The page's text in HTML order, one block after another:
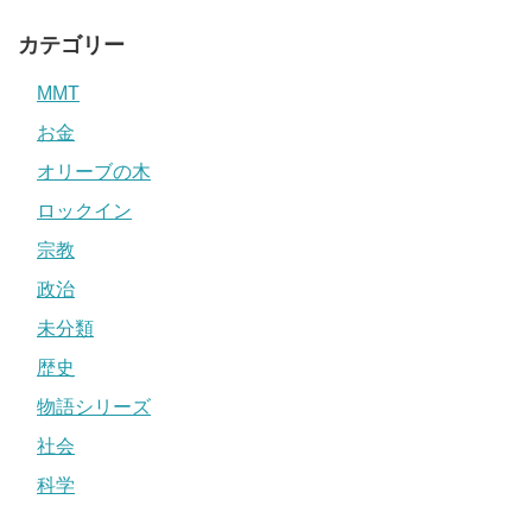
カテゴリー
MMT
お金
オリーブの木
ロックイン
宗教
政治
未分類
歴史
物語シリーズ
社会
科学